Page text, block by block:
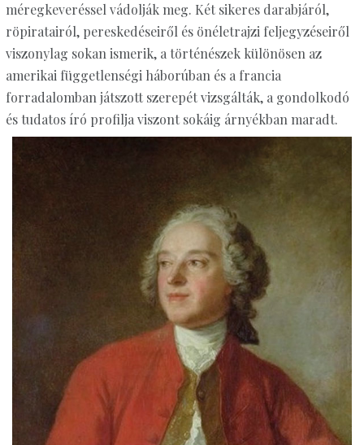
méregkeveréssel vádolják meg. Két sikeres darabjáról,
röpiratairól, pereskedéseiről és önéletrajzi feljegyzéseiről
viszonylag sokan ismerik, a történészek különösen az
amerikai függetlenségi háborúban és a francia
forradalomban játszott szerepét vizsgálták, a gondolkodó
és tudatos író profilja viszont sokáig árnyékban maradt.